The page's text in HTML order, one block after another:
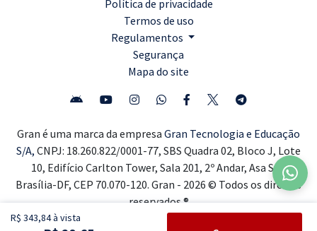
R$ 343,84 à vista
Política de privacidade
Termos de uso
Regulamentos
Segurança
Mapa do site
Gran é uma marca da empresa Gran Tecnologia e Educação
S/A, CNPJ: 18.260.822/0001-77, SBS Quadra 02, Bloco J, Lote
10, Edifício Carlton Tower, Sala 201, 2º Andar, Asa Sul,
Brasília-DF, CEP 70.070-120. Gran - 2026 © Todos os direitos
reservados ®